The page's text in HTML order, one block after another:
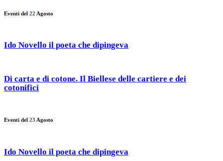
Eventi del 22 Agosto
Ido Novello il poeta che dipingeva
Di carta e di cotone. Il Biellese delle cartiere e dei
cotonifici
Eventi del 23 Agosto
Ido Novello il poeta che dipingeva